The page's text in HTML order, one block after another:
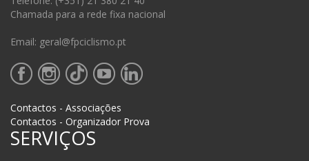
Chamada para a rede fixa nacional
Email: geral@fpciclismo.pt
Contactos - Associações
Contactos - Organizador Prova
SERVIÇOS